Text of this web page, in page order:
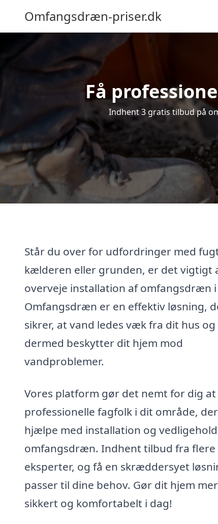
Omfangsdræn-priser.dk
Få
Indhent 3 gratis tilbud på
Står du over for udfordringer med
kælderen eller grunden, er det vigtigt
overveje installation af omfangsdræn i
Omfangsdræn er en effektiv løsning,
sikrer, at vand ledes væk fra dit hus og
dermed beskytter dit hjem mod
vandproblemer.
Vores platform gør det nemt for dig
professionelle fagfolk i dit område,
hjælpe med installation og
omfangsdræn. Indhent tilbud fra flere
eksperter, og få en skræddersyet
passer til dine behov. Gør dit hjem
sikkert og komfortabelt i dag!